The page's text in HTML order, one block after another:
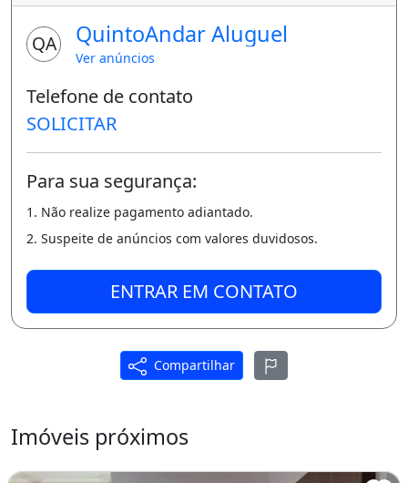
PTU: R$ 0
Que tal agendar uma visita?
Entre em contato pelo formulário.
Você receberá uma mensagem por e-mail e
WhatsApp com os próximos passos.
Seu imóvel sem burocracia
O QuintoAndar revolucionou o jeito de alugar
fiador e o melhor, sem burocracia.
Conheça esse e outros imóveis no site do
QuintoAndar. CRECI
QA QuintoAndar Aluguel
Ver anúncios
Telefone de contato
SOLICITAR
Para sua segurança:
1. Não realize pagamento adiantado.
2. Suspeite de anúncios com valores duvidosos.
ENTRAR EM CONTATO
Compartilhar
Imóveis próximos